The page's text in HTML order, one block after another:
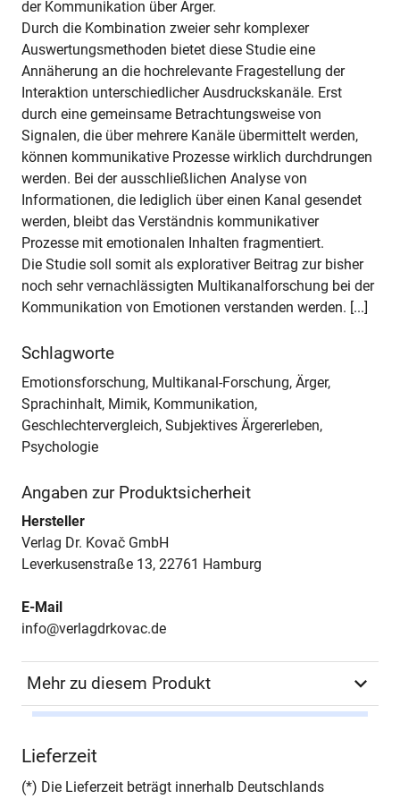
der Kommunikation über Ärger.
Durch die Kombination zweier sehr komplexer
Auswertungsmethoden bietet diese Studie eine
Annäherung an die hochrelevante Fragestellung der
Interaktion unterschiedlicher Ausdruckskanäle. Erst
durch eine gemeinsame Betrachtungsweise von
Signalen, die über mehrere Kanäle übermittelt werden,
können kommunikative Prozesse wirklich durchdrungen
werden. Bei der ausschließlichen Analyse von
Informationen, die lediglich über einen Kanal gesendet
werden, bleibt das Verständnis kommunikativer
Prozesse mit emotionalen Inhalten fragmentiert.
Die Studie soll somit als explorativer Beitrag zur bisher
noch sehr vernachlässigten Multikanalforschung bei der
Kommunikation von Emotionen verstanden werden. [...]
Schlagworte
Emotionsforschung, Multikanal-Forschung, Ärger,
Sprachinhalt, Mimik, Kommunikation,
Geschlechtervergleich, Subjektives Ärgererleben,
Psychologie
Angaben zur Produktsicherheit
Hersteller
Verlag Dr. Kovač GmbH
Leverkusenstraße 13, 22761 Hamburg
E-Mail
info@verlagdrkovac.de
Mehr zu diesem Produkt
Seiten 410
Lieferzeit
(*) Die Lieferzeit beträgt innerhalb Deutschlands